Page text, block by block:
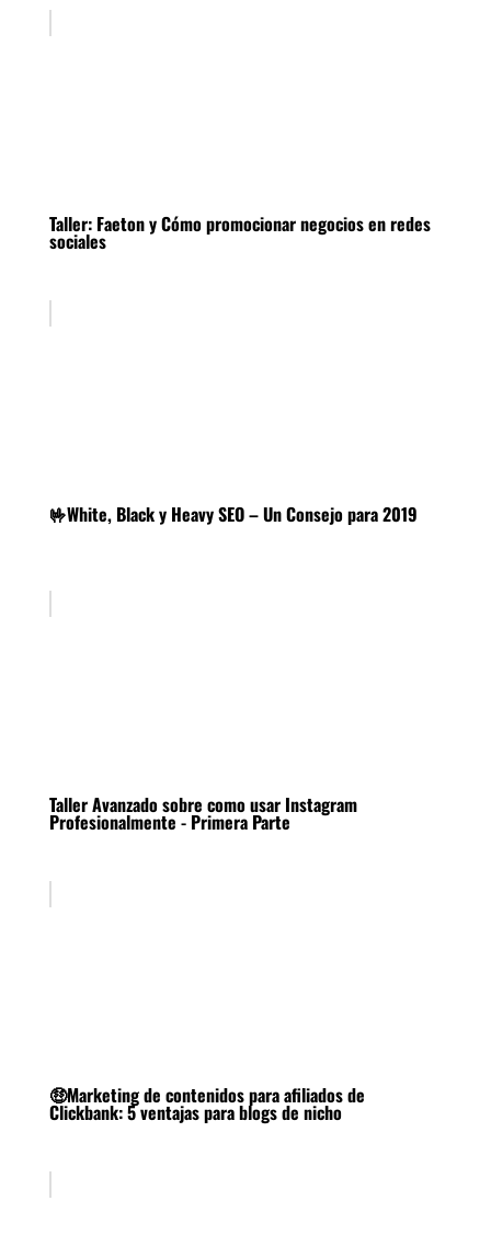
Taller: Faeton y Cómo promocionar negocios en redes
sociales
🤟White, Black y Heavy SEO – Un Consejo para 2019
Taller Avanzado sobre como usar Instagram
Profesionalmente - Primera Parte
🤑Marketing de contenidos para afiliados de
Clickbank: 5 ventajas para blogs de nicho